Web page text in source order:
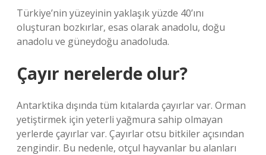
Türkiye’nin yüzeyinin yaklaşık yüzde 40’ını
oluşturan bozkırlar, esas olarak anadolu, doğu
anadolu ve güneydoğu anadoluda.
Çayır nerelerde olur?
Antarktika dışında tüm kıtalarda çayırlar var. Orman
yetiştirmek için yeterli yağmura sahip olmayan
yerlerde çayırlar var. Çayırlar otsu bitkiler açısından
zengindir. Bu nedenle, otçul hayvanlar bu alanları